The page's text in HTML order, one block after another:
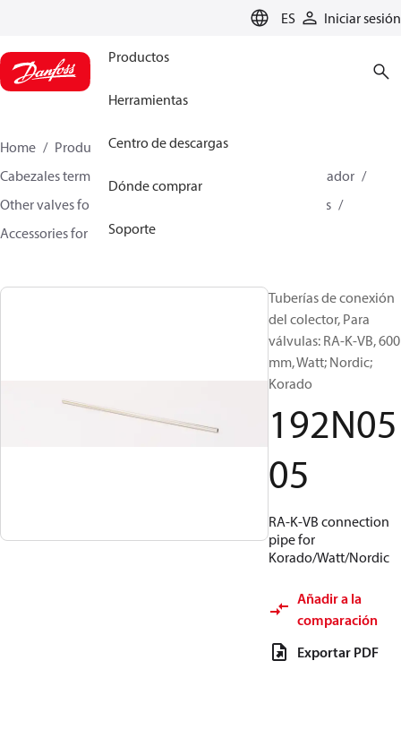
ES Iniciar sesión
Productos
Herramientas
Centro de descargas
Dónde comprar
Soporte
Home Productos
Climate Solutions for heating
Cabezales termostáticos de radiador
Válvulas de radiador
Other valves for radiator sensors
Manifold assemblies
Accessories for Manifold assemblies
Tuberías de conexión
del colector, Para
válvulas: RA-K-VB, 600
mm, Watt; Nordic;
Korado
192N05
05
RA-K-VB connection
pipe for
Korado/Watt/Nordic
Añadir a la
comparación
Exportar PDF